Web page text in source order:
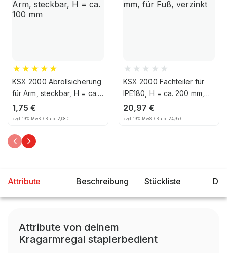
KSX 2000 Abrollsicherung
für Arm, steckbar, H = ca.
100 mm
1,75€
zzgl. 19% MwSt / Brutto :2,08€
KSX 2000 Fachteiler für
IPE180, H = ca. 200 mm,
für Fuß, verzinkt
20,97€
zzgl. 19% MwSt / Brutto :24,95€
Attribute Beschreibung Stückliste
Attribute von deinem
Kragarmregal staplerbedient